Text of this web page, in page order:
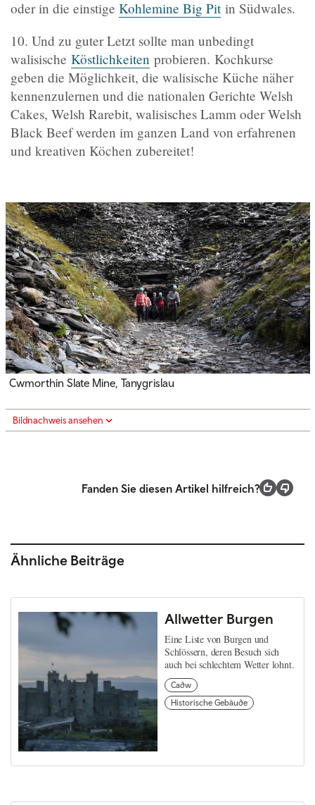
oder in die einstige Kohlemine Big Pitin Südwales.
10. Und zu guter Letzt sollte man unbedingt
walisische Köstlichkeiten probieren. Kochkurse
geben die Möglichkeit, die walisische Küche näher
kennenzulernen und die nationalen Gerichte Welsh
Cakes, Welsh Rarebit, walisisches Lamm oder Welsh
Black Beef werden im ganzen Land von erfahrenen
und kreativen Köchen zubereitet!
Cwmorthin Slate Mine, Tanygrislau
Bildnachweis ansehen
Fanden Sie diesen Artikel hilfreich?
Ähnliche Beiträge
Allwetter Burgen
Eine Liste von Burgen und
Schlössern, deren Besuch sich
auch bei schlechtem Wetter lohnt.
Cadw
Historische Gebäude